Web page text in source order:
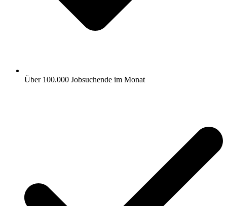
Über 100.000 Jobsuchende im Monat